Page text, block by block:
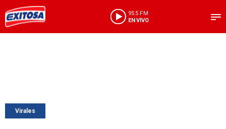
95.5 FM
EN VIVO
Virales